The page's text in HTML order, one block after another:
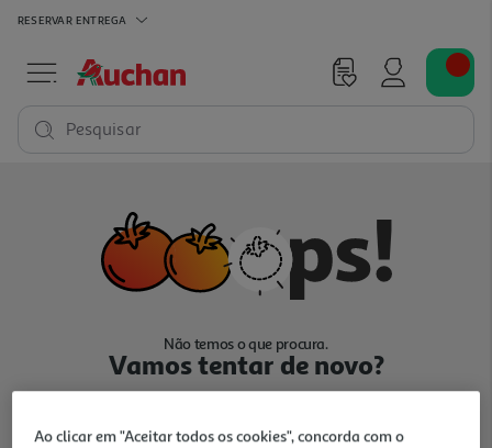
RESERVAR ENTREGA
Pesquisar
Não temos o que procura.
Vamos tentar de novo?
Ao clicar em "Aceitar todos os cookies", concorda com o